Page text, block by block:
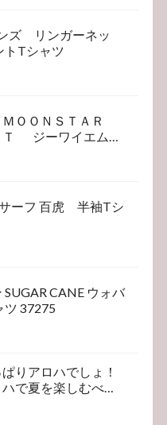
ズ リンガーネッ
Tシャツ
ＯＯＮＳＴＡＲ
Ｔ ジーワイエム
サーフ 百虎 半袖Tシ
CANE ウォバ
ャツ 37275
りアロハでしょ！
で夏を楽しむべ